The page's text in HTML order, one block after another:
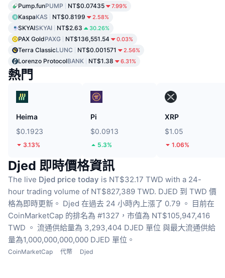
Pump.funPUMP NT$0.07435 7.99%
KaspaKAS NT$0.8199 2.58%
SKYAISKYAI NT$2.63 30.26%
PAX GoldPAXG NT$136,551.54 0.03%
Terra ClassicLUNC NT$0.001571 2.56%
Lorenzo ProtocolBANK NT$1.38 6.31%
熱門
Heima
$0.1923
3.13%
Pi
$0.0913
5.3%
XRP
$1.05
1.06%
Djed 即時價格資訊
The live Djed price today is NT$32.17 TWD with a 24-
hour trading volume of NT$827,389 TWD. DJED 到 TWD 價
格為即時更新。 Djed 在過去 24 小時內上漲了 0.79 。
目前在
CoinMarketCap 的排名為 #1327，市值為 NT$105,947,416
TWD 。 流通供給量為 3,293,404 DJED 單位 與最大流通供給
量為1,000,000,000,000 DJED 單位。
CoinMarketCap 代幣 Djed